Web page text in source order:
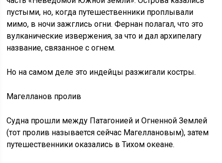
пустыми, но, когда путешественники проплывали
мимо, в ночи зажглись огни. Фернан полагал, что это
вулканические извержения, за что и дал архипелагу
название, связанное с огнем.
Но на самом деле это индейцы разжигали костры.
Магелланов пролив
Судна прошли между Патагонией и Огненной Землей
(тот пролив называется сейчас Магеллановым), затем
путешественники оказались в Тихом океане.